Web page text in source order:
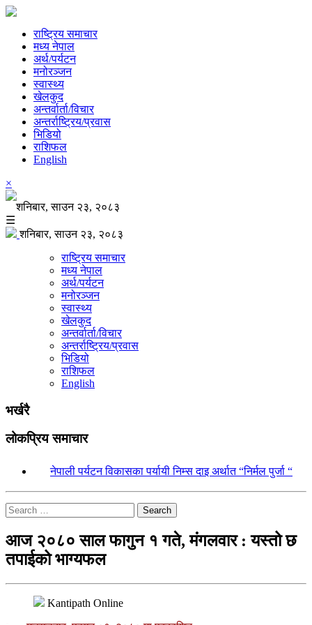
राष्ट्रिय समाचार
मध्य नेपाल
अर्थ/पर्यटन
मनोरञ्जन
स्वास्थ्य
खेलकुद
अन्तर्वार्ता/विचार
अन्तर्राष्ट्रिय/प्रवास
भिडियो
राशिफल
English
×
शनिबार, साउन २३, २०८३
☰
शनिबार, साउन २३, २०८३
राष्ट्रिय समाचार
मध्य नेपाल
अर्थ/पर्यटन
मनोरञ्जन
स्वास्थ्य
खेलकुद
अन्तर्वार्ता/विचार
अन्तर्राष्ट्रिय/प्रवास
भिडियो
राशिफल
English
भर्खरै
लोकप्रिय समाचार
नेपाली पर्यटन विकासका पर्यायी निम्स दाइ अर्थात “निर्मल पुर्जा “
Search
आज २०८० साल फागुन १ गते, मंगलवार : यस्तो छ
तपाईको भाग्यफल
Kantipath Online